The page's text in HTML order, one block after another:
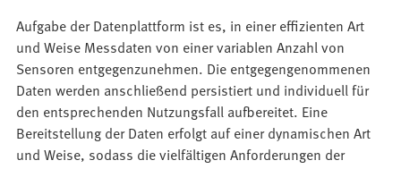
Aufgabe der Datenplattform ist es, in einer effizienten Art
und Weise Messdaten von einer variablen Anzahl von
Sensoren entgegenzunehmen. Die entgegengenommenen
Daten werden anschließend persistiert und individuell für
den entsprechenden Nutzungsfall aufbereitet. Eine
Bereitstellung der Daten erfolgt auf einer dynamischen Art
und Weise, sodass die vielfältigen Anforderungen der